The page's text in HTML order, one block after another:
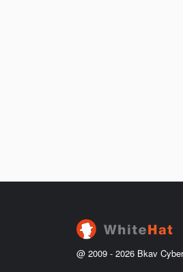
@ 2009 - 2026 Bkav